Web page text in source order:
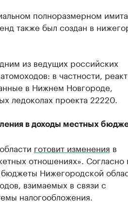
полноразмерном
также был создан в
из ведущих российских
в частности,
в Нижнем Новгороде,
ледоколах проекта 22220.
в доходы местных
готовит изменения в
отношениях». Согласно
Нижегородской
взимаемых в связи с
налогообложения.